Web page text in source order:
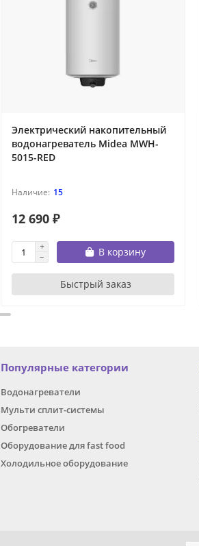
Электрический накопительный
водонагреватель Midea MWH-
5015-RED
15
12 690 ₽
В корзину
Быстрый заказ
Популярные категории
Водонагреватели
Мульти сплит-системы
Обогреватели
Оборудование для fast food
Холодильное оборудование